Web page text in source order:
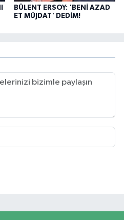
BÜLENT ERSOY: 'BENİ AZAD
ET MÜJDAT' DEDİM!